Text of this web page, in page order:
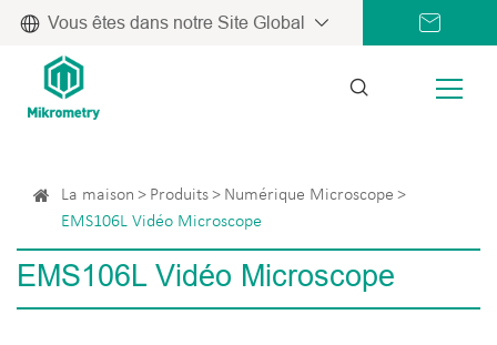
Vous êtes dans notre Site Global
La maison Produits
Numérique Microscope
EMS106L Vidéo Microscope
EMS106L Vidéo Microscope